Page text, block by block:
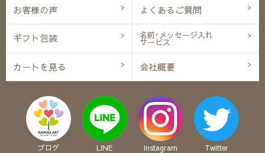
お客様の声 よくあるご質問
ギフト包装 名前･メッセージ入れ
サービス
カートを見る 会社概要
ブログ LINE Instagram Twitter